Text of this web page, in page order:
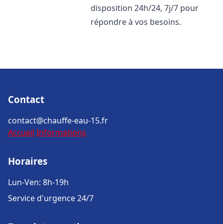
disposition 24h/24, 7j/7 pour
répondre à vos besoins.
Contact
contact@chauffe-eau-15.fr
Accueil Informations
Horaires
Lun-Ven: 8h-19h
Service d'urgence 24/7